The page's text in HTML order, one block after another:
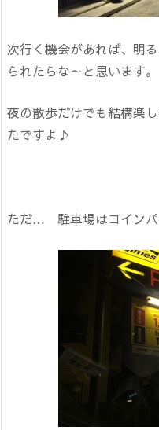
次行く機会があれば、明
られたらな～と思います。
夜の散歩だけでも結構楽
たですよ♪
ただ… 駐車場はコインパ